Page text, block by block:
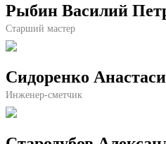
Рыбин Василий
Старший мастер
Сидоренко
Инженер-сметчик